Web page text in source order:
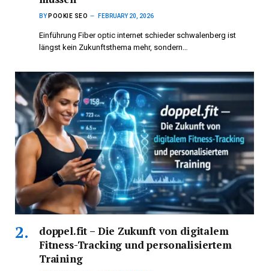
BY POOKIE SEO FEBRUARY 20, 2026
Einführung Fiber optic internet schieder schwalenberg ist
längst kein Zukunftsthema mehr, sondern…
doppel.fit – Die Zukunft von digitalem
Fitness-Tracking und personalisiertem
Training